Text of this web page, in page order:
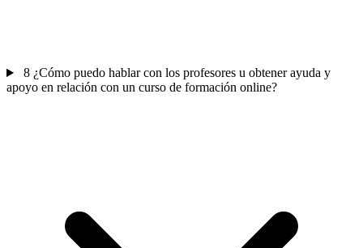
8 ¿Cómo puedo hablar con los profesores u obtener ayuda y
apoyo en relación con un curso de formación online?